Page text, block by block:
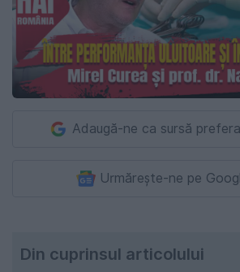
Adaugă-ne ca sursă
Urmărește-ne pe
Din cuprinsul articolului